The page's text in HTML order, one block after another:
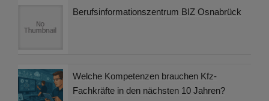
Berufsinformationszentrum BIZ Osnabrück
Welche Kompetenzen brauchen Kfz-
Fachkräfte in den nächsten 10 Jahren?